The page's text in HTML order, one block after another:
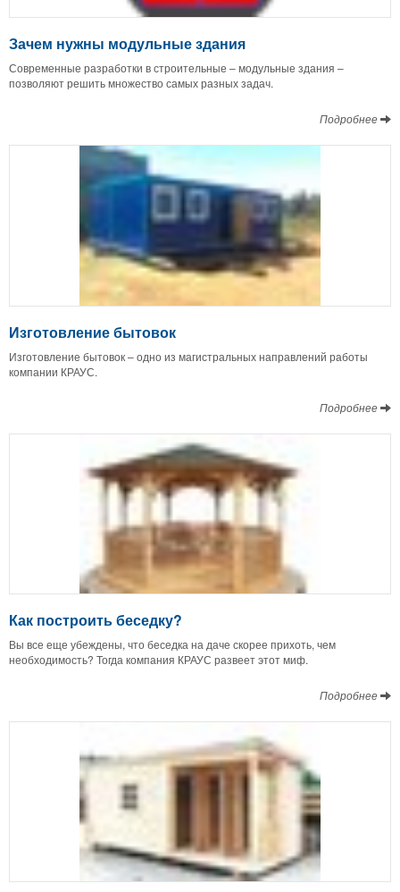
Зачем нужны модульные здания
Современные разработки в строительные – модульные здания –
позволяют решить множество самых разных задач.
Подробнее
Изготовление бытовок
Изготовление бытовок – одно из магистральных направлений работы
компании КРАУС.
Подробнее
Как построить беседку?
Вы все еще убеждены, что беседка на даче скорее прихоть, чем
необходимость? Тогда компания КРАУС развеет этот миф.
Подробнее